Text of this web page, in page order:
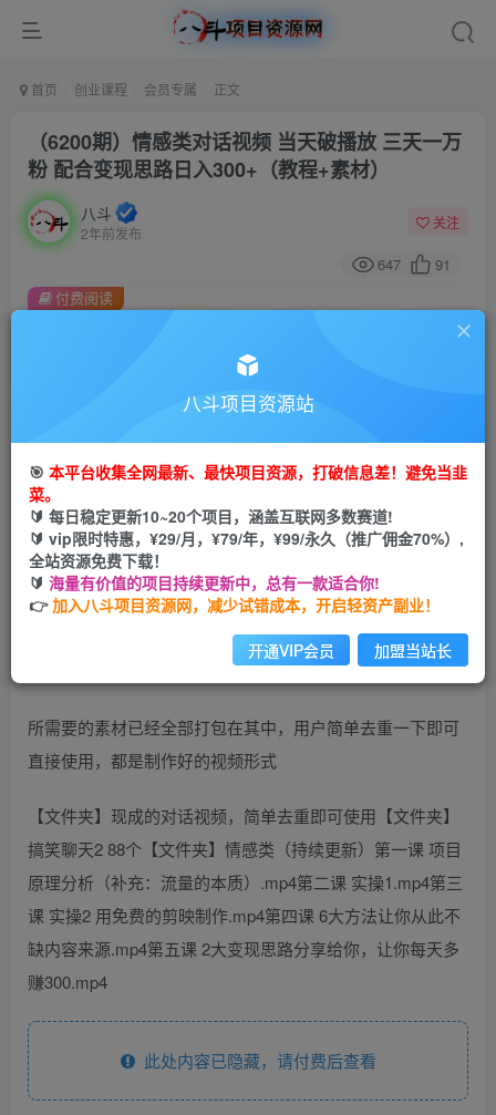
首页 创业课程 会员专属 正文
（6200期）情感类对话视频 当天破播放 三天一万
粉 配合变现思路日入300+（教程+素材）
八斗
2年前发布
关注
647 91
此内容为付费阅读，请付费后查看
会员专属资源
您暂无购买权限，请先开通会员
开通会员
付费阅读
对话视频，当天破播放，三天一万粉，配合变现思路日入
所需要的素材已经全部打包在其中，用户简单去重一下即可
直接使用，都是制作好的视频形式
【文件夹】现成的对话视频，简单去重即可使用【文件夹】
搞笑聊天2 88个【文件夹】情感类（持续更新）第一课 项目
原理分析（补充：流量的本质）.mp4第二课 实操1.mp4第三
课 实操2 用免费的剪映制作.mp4第四课 6大方法让你从此不
缺内容来源.mp4第五课 2大变现思路分享给你，让你每天多
赚300.mp4
此处内容已隐藏，请付费后查看
八斗项目资源站
🎯 本平台收集全网最新、最快项目资源，打破信息差！避免当韭
菜。
🔰 每日稳定更新10~20个项目，涵盖互联网多数赛道!
🔰 vip限时特惠，¥29/月，¥79/年，¥99/永久（推广佣金70%）,
全站资源免费下载！
🔰 海量有价值的项目持续更新中，总有一款适合你!
👉加入八斗项目资源网，减少试错成本，开启轻资产副业！
开通VIP会员 加盟当站长